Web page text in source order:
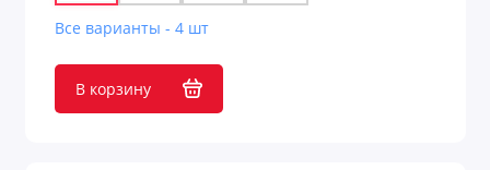
Все варианты - 4 шт
В корзину